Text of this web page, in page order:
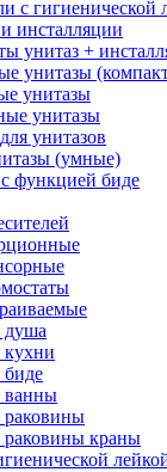
с гигиенической
инсталляции
унитаз +
унитазы
унитазы
унитазы
унитазов
(умные)
функцией биде
душа
кухни
биде
ванны
раковины
раковины краны